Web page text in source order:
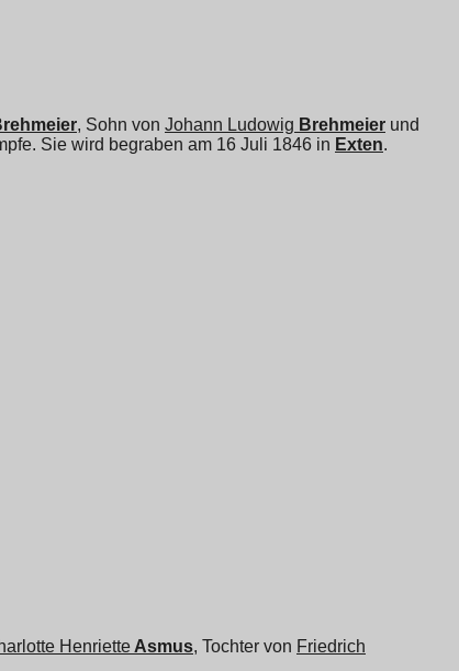
, Sohn von Johann Ludowig Brehmeier und
Sie wird begraben am 16 Juli 1846 in Exten.
Henriette Asmus, Tochter von Friedrich